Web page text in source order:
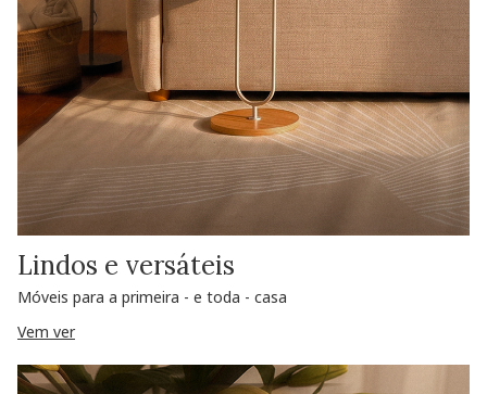
Lindos e versáteis
Móveis para a primeira - e toda - casa
Vem ver